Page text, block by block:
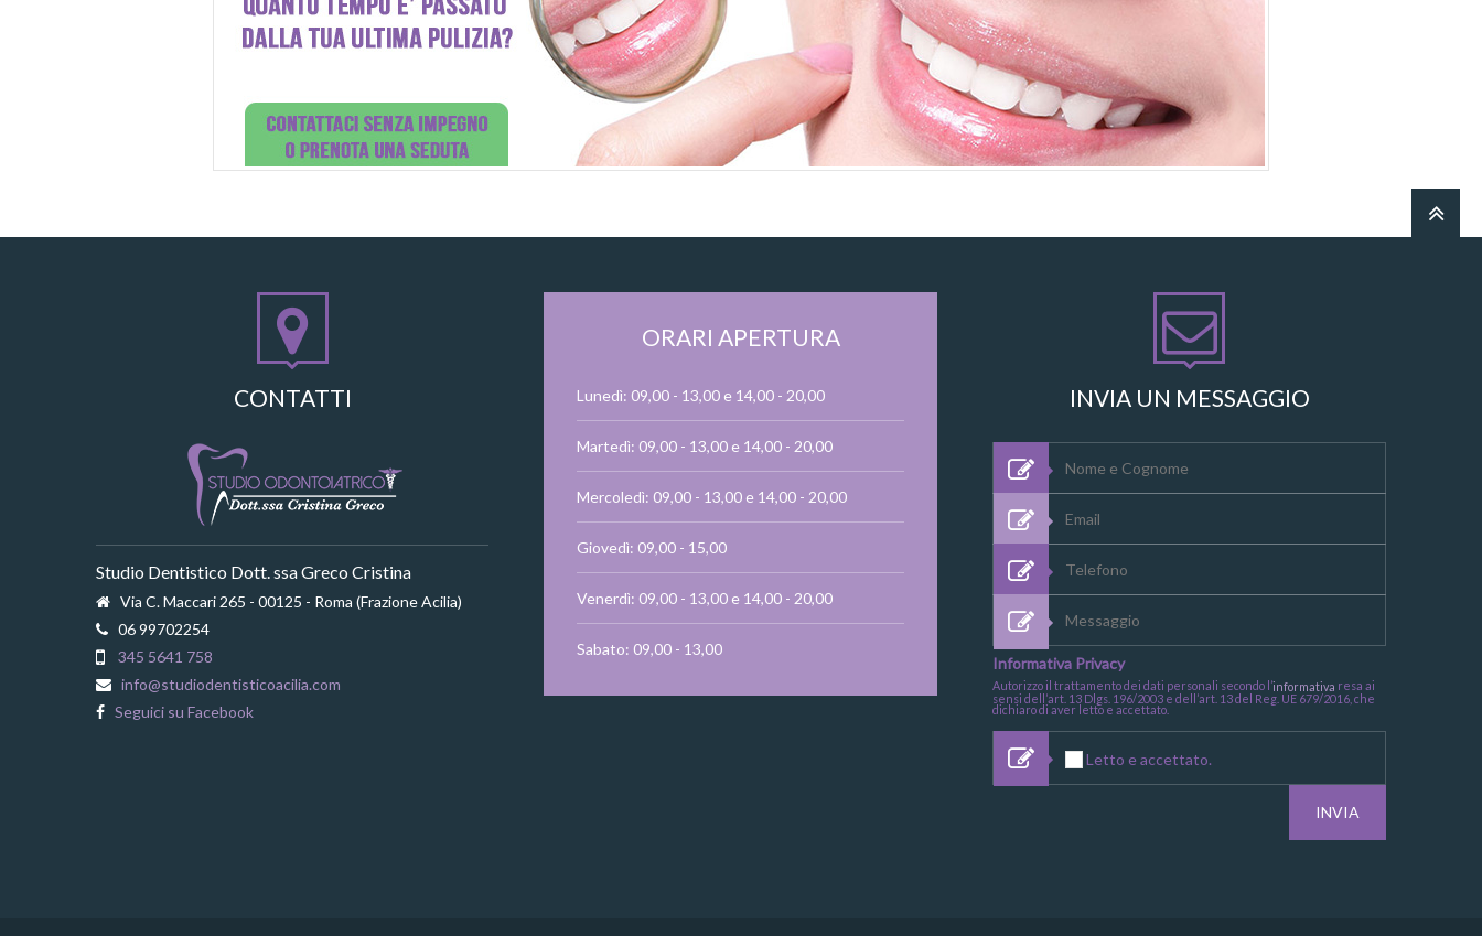
CONTATTI
Studio Dentistico Dott. ssa Greco Cristina
Via C. Maccari 265 - 00125 - Roma (Frazione Acilia)
06 99702254
345 5641 758
info@studiodentisticoacilia.com
Seguici su Facebook
ORARI APERTURA
Lunedì: 09,00 - 13,00 e 14,00 - 20,00
Martedì: 09,00 - 13,00 e 14,00 - 20,00
Mercoledì: 09,00 - 13,00 e 14,00 - 20,00
Giovedì: 09,00 - 15,00
Venerdì: 09,00 - 13,00 e 14,00 - 20,00
Sabato: 09,00 - 13,00
INVIA UN MESSAGGIO
Informativa Privacy
Autorizzo il trattamento dei dati personali secondo l’informativa resa ai
sensi dell’art. 13 Dlgs. 196/2003 e dell’art. 13 del Reg. UE 679/2016, che
dichiaro di aver letto e accettato.
Letto e accettato.